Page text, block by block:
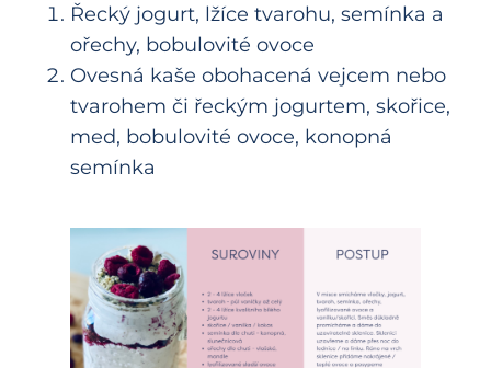
Řecký jogurt, lžíce tvarohu, semínka a
ořechy, bobulovité ovoce
Ovesná kaše obohacená vejcem nebo
tvarohem či řeckým jogurtem, skořice,
med, bobulovité ovoce, konopná
semínka